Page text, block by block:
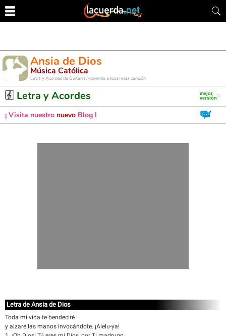
Ansia de Dios
Música Católica
Letra y Acordes de Guitarra. Aprende a tocar esta canción
Letra y Acordes
¡ Visita nuestro nuevo Blog !
Letra de Ansia de Dios
Toda mi vida te bendeciré
y alzaré las manos invocándote. ¡Alelu-ya!